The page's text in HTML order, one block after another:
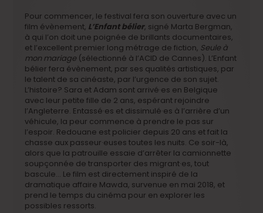
Pour commencer, le festival fera son ouverture avec un
film évènement, L’Enfant bélier, signé Marta Bergman,
à qui l’on doit une poignée de brillants documentaires,
et l’excellent premier long métrage de fiction, Seule à
mon mariage (sélectionné à l’ACID de Cannes). L’Enfant
bélier fera évènement, par ses qualités artistiques, par
le talent de sa cinéaste, par l’urgence de son sujet.
L’histoire? Sara et Adam sont arrivé·es en Belgique
avec leur petite fille de 2 ans, espérant rejoindre
l’Angleterre. Entassé·es et dissimulé·es à l’arrière d’un
véhicule, la peur commence à prendre le pas sur
l’espoir. Redouane est policier depuis 20 ans et fait la
chasse aux passeur·euses toutes les nuits. Ce soir-là,
alors que la patrouille essaie d’arrêter la camionnette
soupçonnée de transporter des migrant·es, tout
bascule… Le film est directement inspiré de la
dramatique affaire Mawda, survenue en mai 2018, et
prend le temps du cinéma pour en explorer les
possibles ressorts.